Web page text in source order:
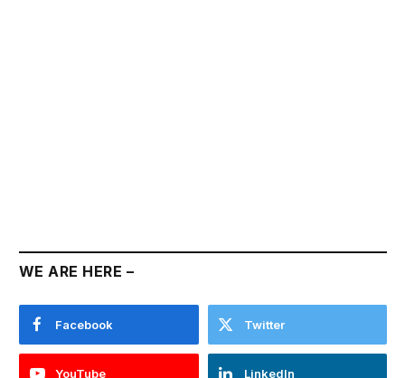
WE ARE HERE –
Facebook Twitter
YouTube LinkedIn